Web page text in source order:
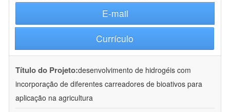
E-mail
Currículo
Título do Projeto:desenvolvimento de hidrogéis com
incorporação de diferentes carreadores de bioativos para
aplicação na agricultura